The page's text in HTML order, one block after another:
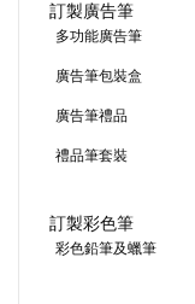
訂製廣告筆
多功能廣告筆
廣告筆包裝盒
廣告筆禮品
禮品筆套裝
訂製彩色筆
彩色鉛筆及蠟筆